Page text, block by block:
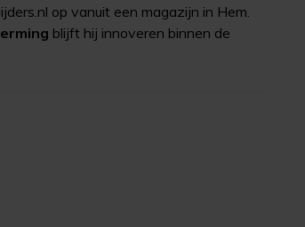
op vanuit een magazijn in Hem.
blijft hij innoveren binnen de